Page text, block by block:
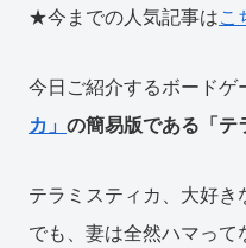
★今までの人気記事はこ
今日ご紹介するボードゲ
カ」 の簡易版である「
テラミスティカ、大好き
でも、妻は全然ハマって